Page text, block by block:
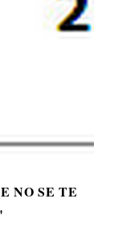
NO SE TE